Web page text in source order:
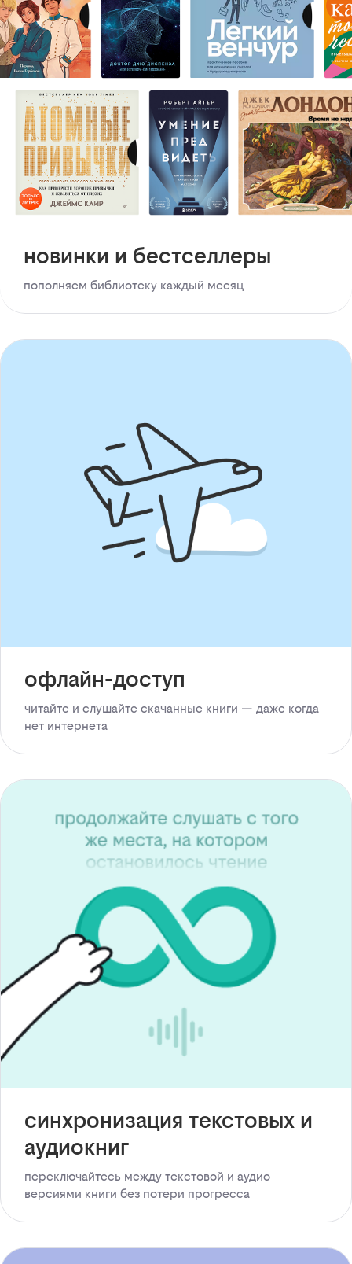
новинки и бестселлеры
пополняем библиотеку каждый месяц
офлайн-доступ
читайте и слушайте скачанные книги — даже когда
нет интернета
синхронизация текстовых и
аудиокниг
переключайтесь между текстовой и аудио
версиями книги без потери прогресса